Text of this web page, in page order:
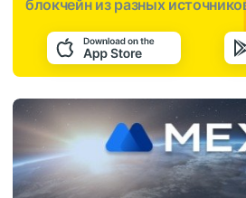
блокчейн из разных